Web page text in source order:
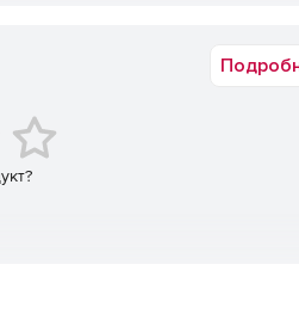
(SVG) в презентациях.